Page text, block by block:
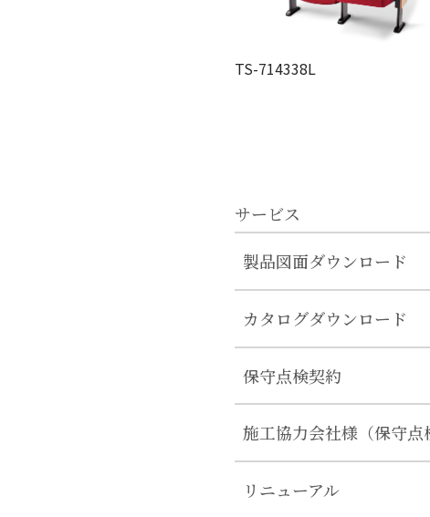
TS-714338L
サービス
製品図面ダウンロード
カタログダウンロード
保守点検契約
施工協力会社様（保守点
リニューアル